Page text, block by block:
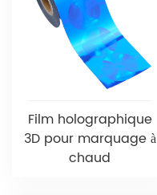
Film holographique
3D pour marquage à
chaud